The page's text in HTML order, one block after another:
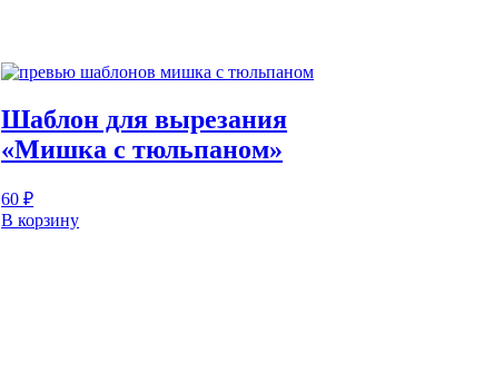
Шаблон для вырезания
«Мишка с тюльпаном»
60₽
В корзину